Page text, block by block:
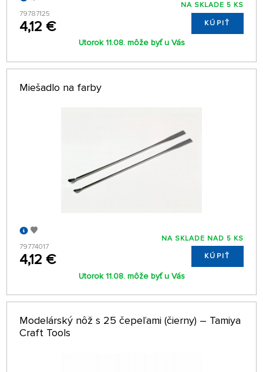
79787125
4,12 €
NA SKLADE 5 KS
KÚPIŤ
Utorok 11.08. môže byť u Vás
Miešadlo na farby
79774017
4,12 €
NA SKLADE NAD 5 KS
KÚPIŤ
Utorok 11.08. môže byť u Vás
Modelárský nôž s 25 čepeľami (čierny) – Tamiya
Craft Tools